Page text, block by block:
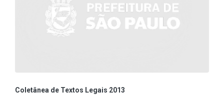
Coletânea de Textos Legais 2013